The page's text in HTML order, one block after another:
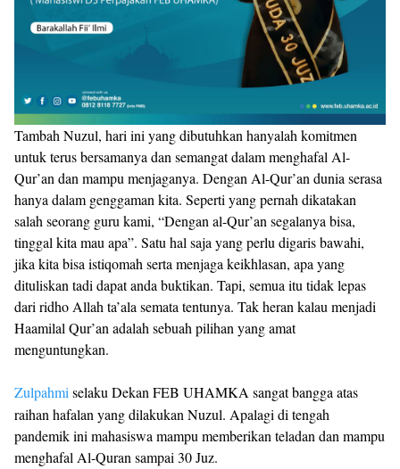
Tambah Nuzul, hari ini yang dibutuhkan hanyalah komitmen
untuk terus bersamanya dan semangat dalam menghafal Al-
Qur’an dan mampu menjaganya. Dengan Al-Qur’an dunia serasa
hanya dalam genggaman kita. Seperti yang pernah dikatakan
salah seorang guru kami, “Dengan al-Qur’an segalanya bisa,
tinggal kita mau apa”. Satu hal saja yang perlu digaris bawahi,
jika kita bisa istiqomah serta menjaga keikhlasan, apa yang
dituliskan tadi dapat anda buktikan. Tapi, semua itu tidak lepas
dari ridho Allah ta’ala semata tentunya. Tak heran kalau menjadi
Haamilal Qur’an adalah sebuah pilihan yang amat
menguntungkan.
Zulpahmi selaku Dekan FEB UHAMKA sangat bangga atas
raihan hafalan yang dilakukan Nuzul. Apalagi di tengah
pandemik ini mahasiswa mampu memberikan teladan dan mampu
menghafal Al-Quran sampai 30 Juz.